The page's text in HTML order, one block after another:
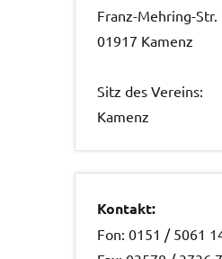
Franz-Mehring-Str.
01917 Kamenz
Sitz des Vereins:
Kamenz
Kontakt:
Fon: 0151 / 5061